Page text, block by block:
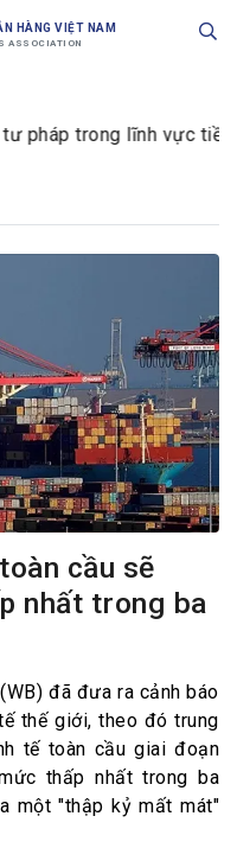
HÀNG VIỆT NAM
ASSOCIATION
trong lĩnh vực tiền tệ
cầu sẽ
nhất trong ba
đã đưa ra cảnh báo
thế giới, theo đó trung
tế toàn cầu giai đoạn
thấp nhất trong ba
một "thập kỷ mất mát"